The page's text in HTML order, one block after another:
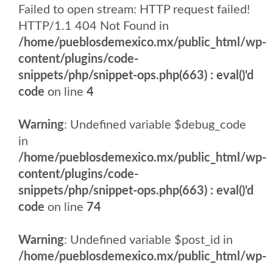
Failed to open stream: HTTP request failed!
HTTP/1.1 404 Not Found in
/home/pueblosdemexico.mx/public_html/wp-
content/plugins/code-
snippets/php/snippet-ops.php(663) : eval()'d
code on line 4
Warning: Undefined variable $debug_code
in
/home/pueblosdemexico.mx/public_html/wp-
content/plugins/code-
snippets/php/snippet-ops.php(663) : eval()'d
code on line 74
Warning: Undefined variable $post_id in
/home/pueblosdemexico.mx/public_html/wp-